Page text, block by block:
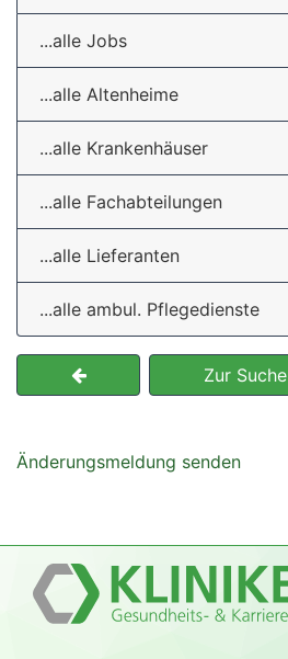
...alle Jobs
...alle Altenheime
...alle Krankenhäuser
...alle Fachabteilungen
...alle Lieferanten
...alle ambul. Pflegedienste
Zur Suche
Änderungsmeldung senden